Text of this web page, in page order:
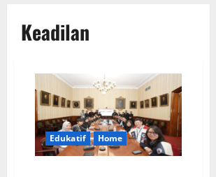
Keadilan
Edukatif Home